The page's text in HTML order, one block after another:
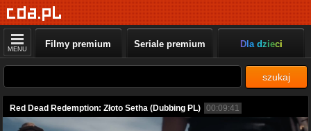
MENU Filmy premium Seriale premium Dla dzieci
szukaj
Red Dead Redemption: Złoto Setha (Dubbing PL) 00:09:41